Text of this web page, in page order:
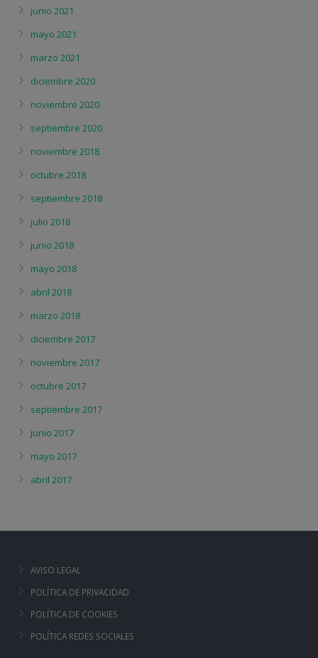
junio 2021
mayo 2021
marzo 2021
diciembre 2020
noviembre 2020
septiembre 2020
noviembre 2018
octubre 2018
septiembre 2018
julio 2018
junio 2018
mayo 2018
abril 2018
marzo 2018
diciembre 2017
noviembre 2017
octubre 2017
septiembre 2017
junio 2017
mayo 2017
abril 2017
AVISO LEGAL
POLÍTICA DE PRIVACIDAD
POLÍTICA DE COOKIES
POLÍTICA REDES SOCIALES